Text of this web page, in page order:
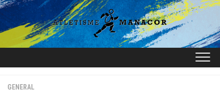
Skip
to
content
GENERAL